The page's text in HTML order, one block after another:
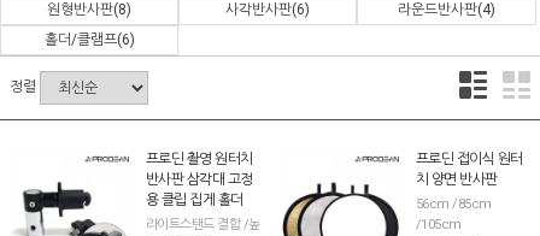
원형반사판(8) 사각반사판(6) 라운드반사판(4)
홀더/클램프(6)
정렬
프로딘 촬영 원터치
반사판 삼각대 고정
용 클립 집게 홀더
라이트스탠드 결합 /높
프로딘 접이식 원터
치 양면 반사판
56cm /85cm
/105cm